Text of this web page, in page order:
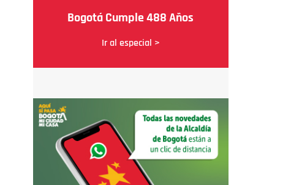
Bogotá Cumple 488 Años
Ir al especial >